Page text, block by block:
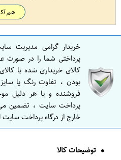
هم
خریدار گرامی مدیریت
پرداختی شما را در
کالای خریداری شده با
بودن ، تفاوت رنگ یا
فروشنده و یا هر دلیل
پرداخت سایت ، تضمین
خارج از درگاه پرداخت
توضیحات کالا